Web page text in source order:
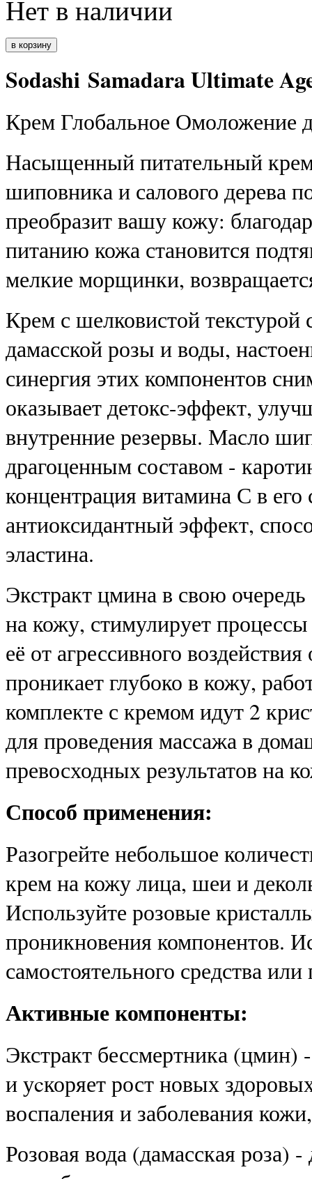
Нет в наличии
Sodashi Samadara Ultimate
Крем Глобальное Омоложение
Насыщенный питательный
шиповника и салового дерева
преобразит вашу кожу:
питанию кожа становится
мелкие морщинки,
Крем с шелковистой текстурой
дамасской розы и воды,
синергия этих компонентов
оказывает детокс-эффект,
внутренние резервы. Масло
драгоценным составом -
концентрация витамина С в
антиоксидантный эффект,
эластина.
Экстракт цмина в свою
на кожу, стимулирует
её от агрессивного
проникает глубоко в кожу,
комплекте с кремом идут 2
для проведения массажа в
превосходных результатов на
Способ применения:
Разогрейте небольшое
крем на кожу лица, шеи и
Используйте розовые
проникновения компонентов.
самостоятельного средства
Активные компоненты:
Экстракт бессмертника (цмин)
и уcкоряет рост новых
воспаления и заболевания
Розовая вода (дамасская роза)